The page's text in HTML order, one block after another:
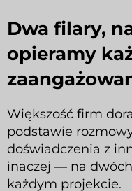
Dwa filary,
opieramy
Większość firm
podstawie
doświadczenia z
inaczej — na
każdym projekcie.